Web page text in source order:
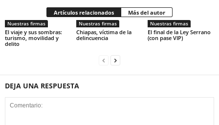
Artículos relacionados Más del autor
Nuestras firmas
El viaje y sus sombras:
turismo, movilidad y
delito
Nuestras firmas
Chiapas, víctima de la
delincuencia
Nuestras firmas
El final de la Ley Serrano
(con pase VIP)
DEJA UNA RESPUESTA